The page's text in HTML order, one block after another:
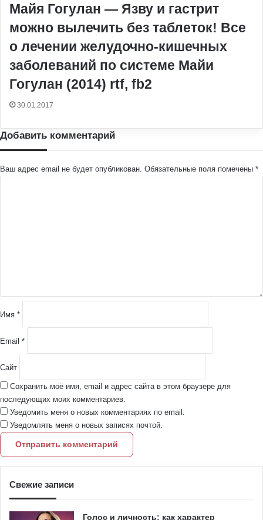
Майя Гогулан — Язву и гастрит
можно вылечить без таблеток! Все
о лечении желудочно-кишечных
заболеваний по системе Майи
Гогулан (2014) rtf, fb2
30.01.2017
Добавить комментарий
Ваш адрес email не будет опубликован. Обязательные поля помечены *
и
й
Имя *
Email *
Сайт
Сохранить моё имя, email и адрес сайта в этом браузере для
последующих моих комментариев.
Уведомить меня о новых комментариях по email.
Уведомлять меня о новых записях почтой.
Свежие записи
Голос и личность: как характер